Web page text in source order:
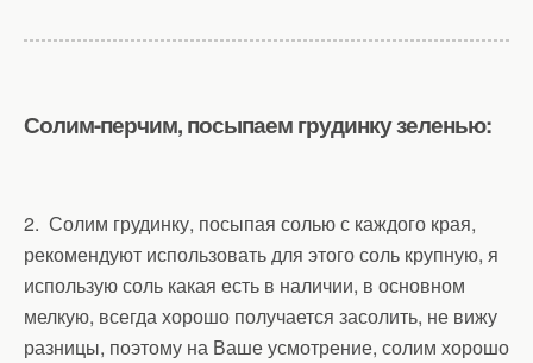
Солим-перчим, посыпаем грудинку зеленью:
2. Солим грудинку, посыпая солью с каждого края,
рекомендуют использовать для этого соль крупную, я
использую соль какая есть в наличии, в основном
мелкую, всегда хорошо получается засолить, не вижу
разницы, поэтому на Ваше усмотрение, солим хорошо